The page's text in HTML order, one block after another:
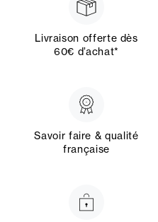
Livraison offerte dès
60€ d’achat*
Savoir faire & qualité
française